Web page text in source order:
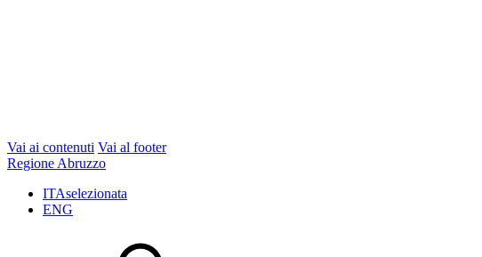
Vai ai contenuti Vai al footer
Regione Abruzzo
ITAselezionata
ENG